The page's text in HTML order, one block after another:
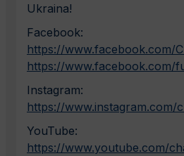
Ukraina!
Facebook:
https://www.facebook.com/
https://www.facebook.com/
Instagram:
https://www.instagram.com/
YouTube:
https://www.youtube.com/